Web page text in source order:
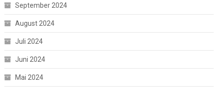
September 2024
August 2024
Juli 2024
Juni 2024
Mai 2024